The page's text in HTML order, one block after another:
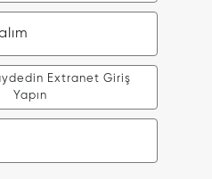
Extranet Giriş
Yapın